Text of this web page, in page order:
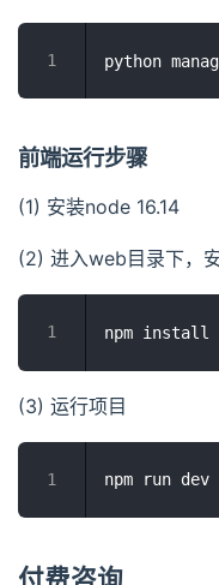
前端运行步骤
(1) 安装node 16.14
(2) 进入web目录下，
(3) 运行项目
付费咨询